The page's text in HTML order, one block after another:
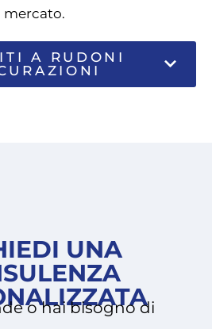
mercato.
A RUDONI
UNA
o hai bisogno di